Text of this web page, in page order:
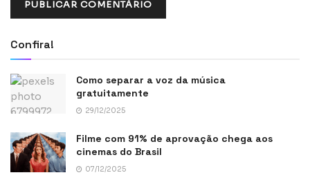
Confira!
Como separar a voz da música
gratuitamente
29/12/2025
Filme com 91% de aprovação chega aos
cinemas do Brasil
07/12/2025